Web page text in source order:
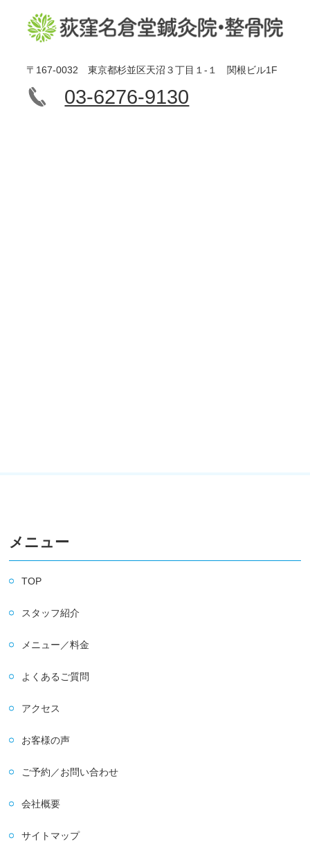
〒167-0032 東京都杉並区天沼３丁目１-１ 関根ビル1F
03-6276-9130
メニュー
TOP
スタッフ紹介
メニュー／料金
よくあるご質問
アクセス
お客様の声
ご予約／お問い合わせ
会社概要
サイトマップ